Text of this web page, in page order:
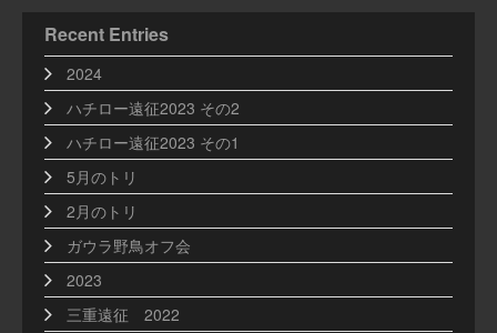
Recent Entries
2024
ハチロー遠征2023 その2
ハチロー遠征2023 その1
5月のトリ
2月のトリ
ガウラ野鳥オフ会
2023
三重遠征 2022